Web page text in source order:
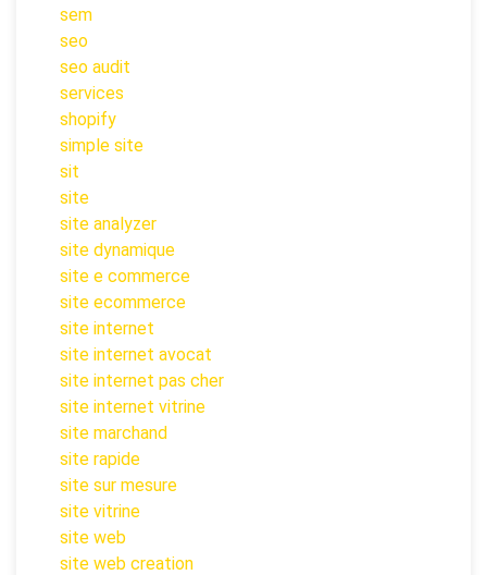
sem
seo
seo audit
services
shopify
simple site
sit
site
site analyzer
site dynamique
site e commerce
site ecommerce
site internet
site internet avocat
site internet pas cher
site internet vitrine
site marchand
site rapide
site sur mesure
site vitrine
site web
site web creation